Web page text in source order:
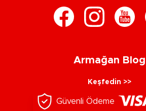
Armağan Blog
Keşfedin >>
Güvenli Ödeme